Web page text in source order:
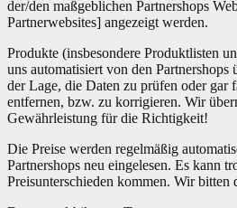
der/den maßgeblichen Partnershops
Partnerwebsites] angezeigt werden.
Produkte (insbesondere Produktlisten
uns automatisiert von den
der Lage, die Daten zu prüfen oder gar
entfernen, bzw. zu korrigieren. Wir
Gewährleistung für die Richtigkeit!
Die Preise werden regelmäßig
Partnershops neu eingelesen. Es kann
Preisunterschieden kommen. Wir bitten